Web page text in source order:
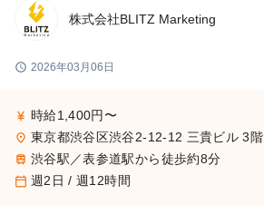
株式会社BLITZ Marketing
schedule 2026年03月06日
currency_yen 時給1,400円〜
place 東京都渋谷区渋谷2-12-12 三貴ビル 3階
train 渋谷駅／表参道駅から徒歩約8分
calendar_today 週2日 / 週12時間